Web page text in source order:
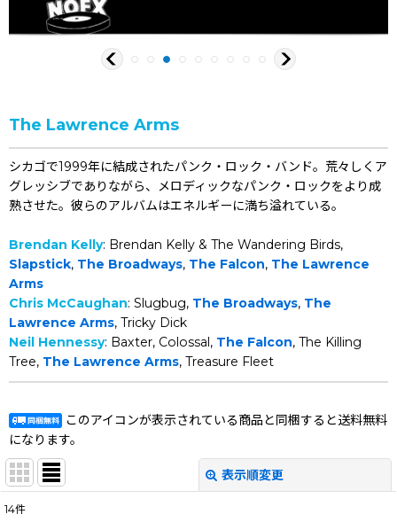
The Lawrence Arms
シカゴで1999年に結成されたパンク・ロック・バンド。荒々しくア
グレッシブでありながら、メロディックなパンク・ロックをより成
熟させた。彼らのアルバムはエネルギーに満ち溢れている。
Brendan Kelly: Brendan Kelly & The Wandering Birds,
Slapstick, The Broadways, The Falcon, The Lawrence
Arms
Chris McCaughan: Slugbug, The Broadways, The
Lawrence Arms, Tricky Dick
Neil Hennessy: Baxter, Colossal, The Falcon, The Killing
Tree, The Lawrence Arms, Treasure Fleet
このアイコンが表示されている商品と同梱すると送料無料
になります。
表示順変更
14件